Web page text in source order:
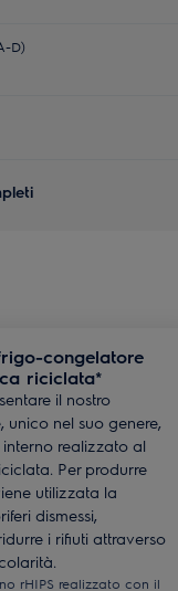
D)
congelatore
riciclata*
il nostro
unico nel suo genere,
realizzato al
Per produrre
utilizzata la
dismessi,
i rifiuti attraverso
rHIPS realizzato con il